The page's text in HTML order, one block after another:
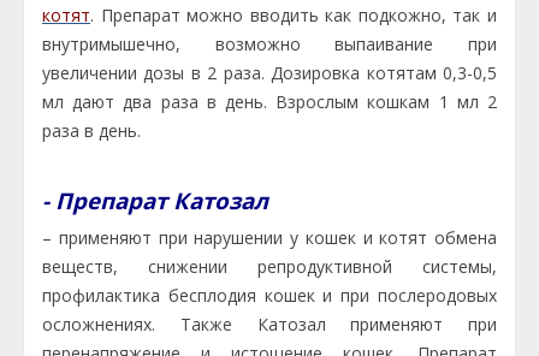
котят. Препарат можно вводить как подкожно, так и
внутримышечно, возможно выпаивание при
увеличении дозы в 2 раза. Дозировка котятам 0,3-0,5
мл дают два раза в день. Взрослым кошкам 1 мл 2
раза в день.
- Препарат Катозал
– применяют при нарушении у кошек и котят обмена
веществ, снижении репродуктивной системы,
профилактика бесплодия кошек и при послеродовых
осложнениях. Также Катозал применяют при